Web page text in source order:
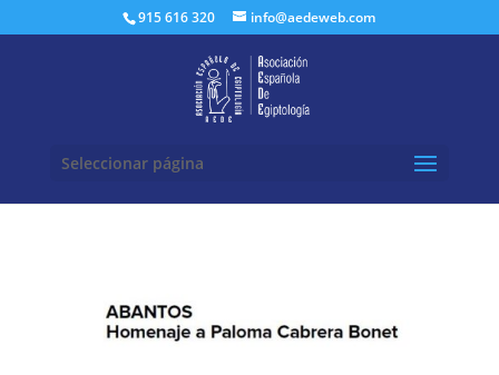
915 616 320 info@aedeweb.com
Seleccionar página